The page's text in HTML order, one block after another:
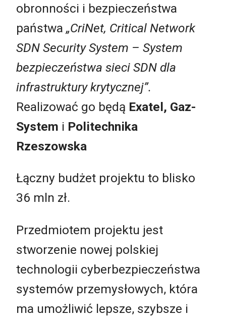
obronności i bezpieczeństwa
państwa „CriNet, Critical Network
SDN Security System – System
bezpieczeństwa sieci SDN dla
infrastruktury krytycznej”.
Realizować go będą Exatel, Gaz-
System i Politechnika
Rzeszowska
Łączny budżet projektu to blisko
36 mln zł.
Przedmiotem projektu jest
stworzenie nowej polskiej
technologii cyberbezpieczeństwa
systemów przemysłowych, która
ma umożliwić lepsze, szybsze i